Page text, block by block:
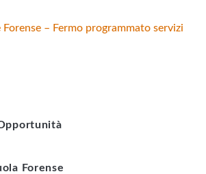
– Fermo programmato servizi
Forense